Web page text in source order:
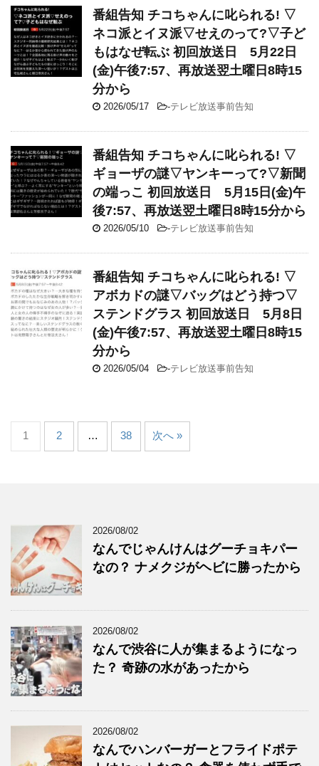
番組告知 チコちゃんに叱られる! ▽
ネコ派とイヌ派▽せえのって?▽子ど
もはなぜ転ぶ 初回放送日 5月22日
(金)午後7:57、再放送翌土曜日8時15
分から
2026/05/17 -テレビ放送事前告知
番組告知 チコちゃんに叱られる! ▽
ギョーザの謎▽ヤンキーって?▽新聞
の端っこ 初回放送日 5月15日(金)午
後7:57、再放送翌土曜日8時15分から
2026/05/10 -テレビ放送事前告知
番組告知 チコちゃんに叱られる! ▽
アボカドの謎▽バッグはどう持つ▽
ステンドグラス 初回放送日 5月8日
(金)午後7:57、再放送翌土曜日8時15
分から
2026/05/04 -テレビ放送事前告知
1 2 … 38 次へ »
2026/08/02
なんでじゃんけんはグーチョキパー
なの？ ナメクジがヘビに勝ったから
2026/08/02
なんで渋谷に人が集まるようになっ
た？ 奇跡の水があったから
2026/08/02
なんでハンバーガーとフライドポテ